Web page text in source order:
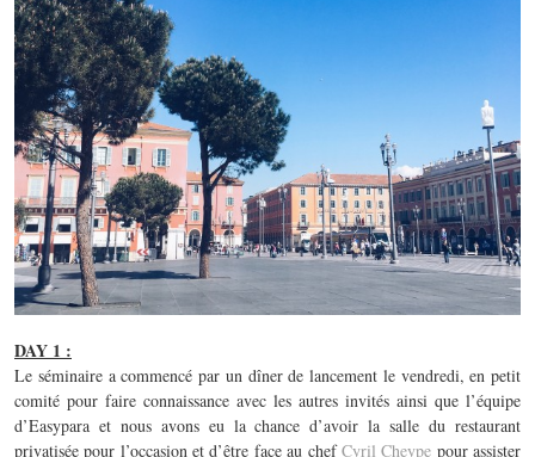
DAY 1 :
Le séminaire a commencé par un dîner de lancement le vendredi, en petit
comité pour faire connaissance avec les autres invités ainsi que l’équipe
d’Easypara et nous avons eu la chance d’avoir la salle du restaurant
privatisée pour l’occasion et d’être face au chefCyril Cheype pour assister